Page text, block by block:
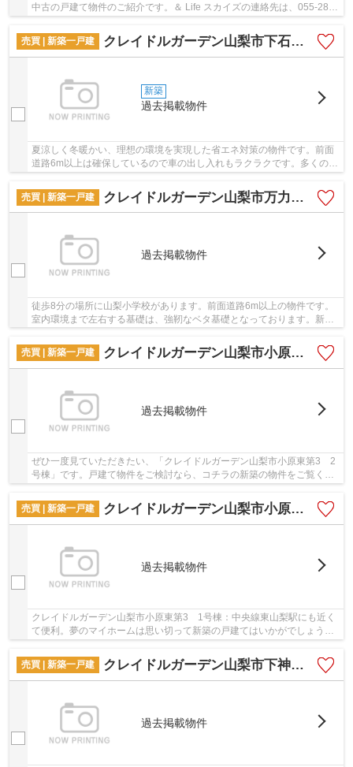
中古の戸建て物件のご紹介です。＆ Life スカイズの連絡先は、055-288-
売買 | 新築一戸建
クレイドルガーデン山梨市下石森第1 1号棟
新築
過去掲載物件
夏涼しく冬暖かい、理想の環境を実現した省エネ対策の物件です。前面
道路6m以上は確保しているので車の出し入れもラクラクです。多くの方
からこだわり条件でいただく新築戸建ての物件...
売買 | 新築一戸建
クレイドルガーデン山梨市万力第1 1号棟
過去掲載物件
徒歩8分の場所に山梨小学校があります。前面道路6m以上の物件です。
室内環境まで左右する基礎は、強靭なベタ基礎となっております。新築
売買 | 新築一戸建
クレイドルガーデン山梨市小原東第3 2号棟
過去掲載物件
ぜひ一度見ていただきたい、「クレイドルガーデン山梨市小原東第3 2
号棟」です。戸建て物件をご検討なら、コチラの新築の物件をご覧くだ
売買 | 新築一戸建
クレイドルガーデン山梨市小原東第3 1号棟
過去掲載物件
クレイドルガーデン山梨市小原東第3 1号棟：中央線東山梨駅にも近く
て便利。夢のマイホームは思い切って新築の戸建てはいかがでしょう
売買 | 新築一戸建
クレイドルガーデン山梨市下神内川第1 1号棟
過去掲載物件